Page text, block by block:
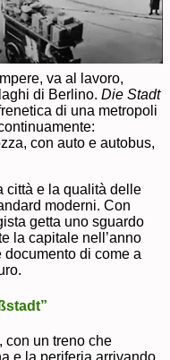
va al lavoro,
di Berlino. Die Stadt
di una metropoli
con auto e autobus,
città e la qualità delle
moderni. Con
getta uno sguardo
la capitale nell’anno
di come a
con un treno che
e la periferia arrivando